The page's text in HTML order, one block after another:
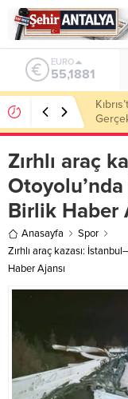
ALTIN
6.660,55
Doğru
Zırhlı araç
Birlik Haber
Anasayfa
Spor
Zırhlı araç kazası:
Haber Ajansı